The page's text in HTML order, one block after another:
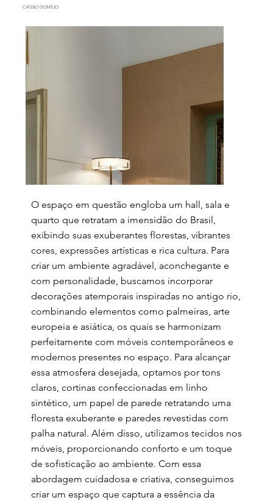
CÁSSIO GONTIJO
O espaço em questão engloba um hall, sala e
quarto que retratam a imensidão do Brasil,
exibindo suas exuberantes florestas, vibrantes
cores, expressões artísticas e rica cultura. Para
criar um ambiente agradável, aconchegante e
com personalidade, buscamos incorporar
decorações atemporais inspiradas no antigo rio,
combinando elementos como palmeiras, arte
europeia e asiática, os quais se harmonizam
perfeitamente com móveis contemporâneos e
modernos presentes no espaço. Para alcançar
essa atmosfera desejada, optamos por tons
claros, cortinas confeccionadas em linho
sintético, um papel de parede retratando uma
floresta exuberante e paredes revestidas com
palha natural. Além disso, utilizamos tecidos nos
móveis, proporcionando conforto e um toque
de sofisticação ao ambiente. Com essa
abordagem cuidadosa e criativa, conseguimos
criar um espaço que captura a essência da